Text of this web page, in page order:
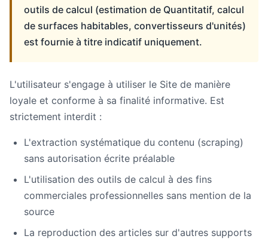
outils de calcul (estimation de Quantitatif, calcul
de surfaces habitables, convertisseurs d'unités)
est fournie à titre indicatif uniquement.
L'utilisateur s'engage à utiliser le Site de manière
loyale et conforme à sa finalité informative. Est
strictement interdit :
L'extraction systématique du contenu (scraping)
sans autorisation écrite préalable
L'utilisation des outils de calcul à des fins
commerciales professionnelles sans mention de la
source
La reproduction des articles sur d'autres supports